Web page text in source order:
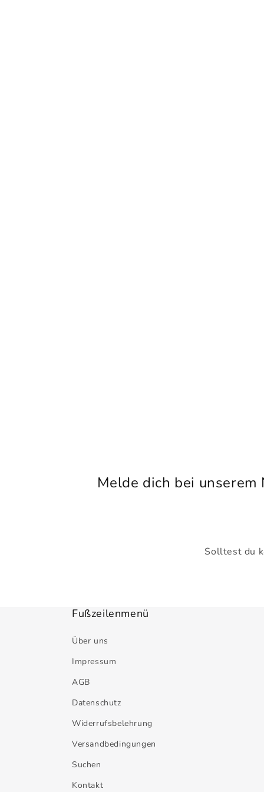
Melde dich bei
Solltest du
Fußzeilenmenü
Über uns
Impressum
AGB
Datenschutz
Widerrufsbelehrung
Versandbedingungen
Suchen
Kontakt